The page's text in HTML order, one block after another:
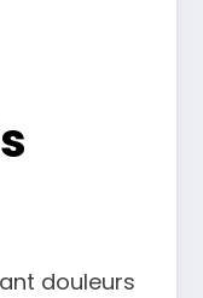
douleurs